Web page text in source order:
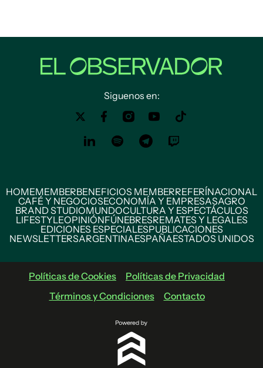
Siguenos en:
HOMEMEMBERBENEFICIOS MEMBERREFERÍNACIONAL
CAFÉ Y NEGOCIOSECONOMÍA Y EMPRESASAGRO
BRAND STUDIOMUNDOCULTURA Y ESPECTÁCULOS
LIFESTYLEOPINIÓNFÚNEBRESREMATES Y LEGALES
EDICIONES ESPECIALESPUBLICACIONES
NEWSLETTERSARGENTINAESPAÑAESTADOS UNIDOS
Políticas de Cookies
Políticas de Privacidad
Términos y Condiciones
Contacto